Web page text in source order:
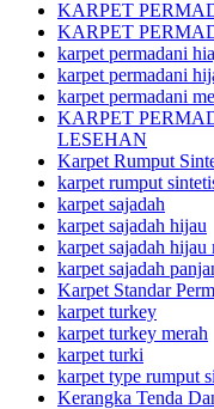
KARPET
KARPET
karpet permadani
karpet permadani
karpet permadani
KARPET
LESEHAN
Karpet Rumput
karpet rumput
karpet sajadah
karpet sajadah hijau
karpet sajadah hijau
karpet sajadah
Karpet Standar
karpet turkey
karpet turkey merah
karpet turki
karpet type rumput
Kerangka Tenda